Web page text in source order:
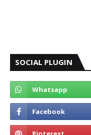
SOCIAL PLUGIN